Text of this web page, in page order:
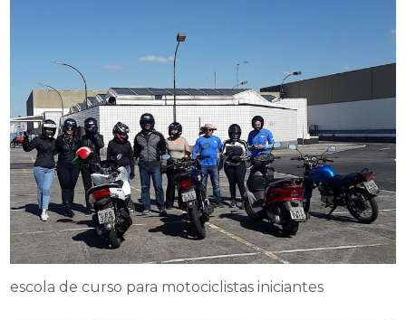
escola de curso para motociclistas iniciantes